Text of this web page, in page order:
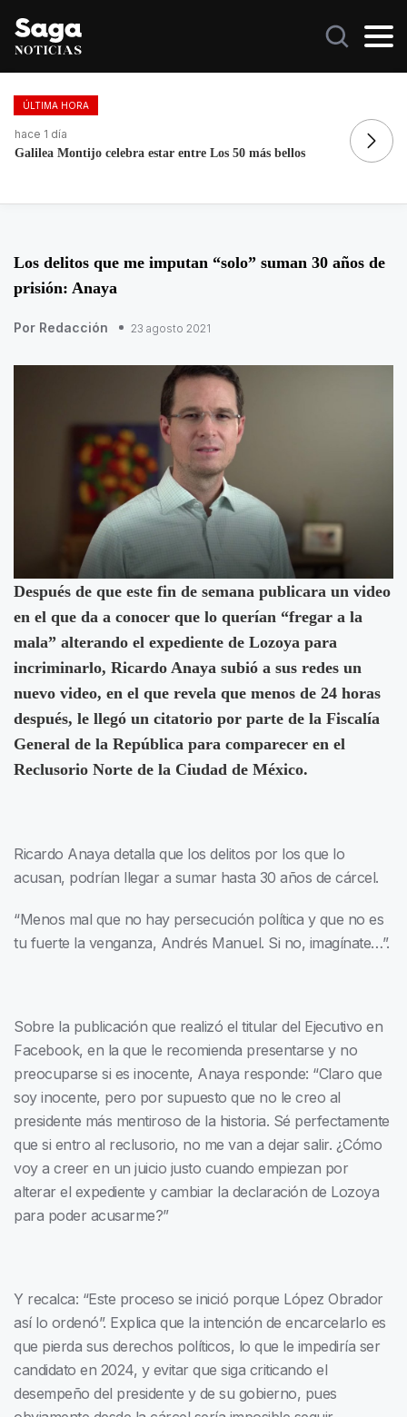
ÚLTIMA HORA
hace 1 día
Galilea Montijo celebra estar entre Los 50 más bellos
Los delitos que me imputan “solo” suman 30 años de
prisión: Anaya
Por Redacción 23 agosto 2021
Después de que este fin de semana publicara un video
en el que da a conocer que lo querían “fregar a la
mala” alterando el expediente de Lozoya para
incriminarlo, Ricardo Anaya subió a sus redes un
nuevo video, en el que revela que menos de 24 horas
después, le llegó un citatorio por parte de la Fiscalía
General de la República para comparecer en el
Reclusorio Norte de la Ciudad de México.
Ricardo Anaya detalla que los delitos por los que lo
acusan, podrían llegar a sumar hasta 30 años de cárcel.
“Menos mal que no hay persecución política y que no es
tu fuerte la venganza, Andrés Manuel. Si no, imagínate…”.
Sobre la publicación que realizó el titular del Ejecutivo en
Facebook, en la que le recomienda presentarse y no
preocuparse si es inocente, Anaya responde: “Claro que
soy inocente, pero por supuesto que no le creo al
presidente más mentiroso de la historia. Sé perfectamente
que si entro al reclusorio, no me van a dejar salir. ¿Cómo
voy a creer en un juicio justo cuando empiezan por
alterar el expediente y cambiar la declaración de Lozoya
para poder acusarme?”
Y recalca: “Este proceso se inició porque López Obrador
así lo ordenó”. Explica que la intención de encarcelarlo es
que pierda sus derechos políticos, lo que le impediría ser
candidato en 2024, y evitar que siga criticando el
desempeño del presidente y de su gobierno, pues